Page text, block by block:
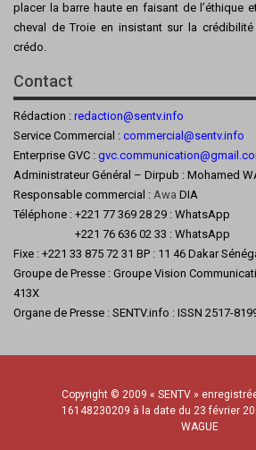
placer la barre haute en faisant de l’éthique
cheval de Troie en insistant sur la
crédo.
Contact
Rédaction : redaction@sentv.info
Service Commercial : commercial@sentv.info
Enterprise GVC :
Administrateur Général – Dirpub : Mohamed
Responsable commercial : Awa DIA
Téléphone : +221 77 369 28 29 : WhatsApp
+221 76 636 02 33 : WhatsApp
Fixe : +221 33 875 72 31 BP : 11 46 Dakar
Groupe de Presse : Groupe Vision
413X
Organe de Presse : SENTV.info : ISSN 2517-
Copyright © 2009 « SENTV »
16148230209 à la date du 23 février
WAGUE